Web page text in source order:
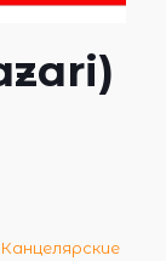
Канцелярские